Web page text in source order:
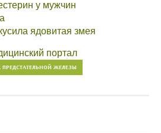
у мужчин
ядовитая змея
портал
ПРЕДСТАТЕЛЬНОЙ ЖЕЛЕЗЫ